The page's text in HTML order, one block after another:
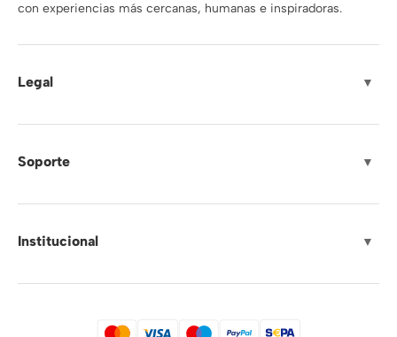
con experiencias más cercanas, humanas e inspiradoras.
Legal ▼
Soporte ▼
Institucional ▼